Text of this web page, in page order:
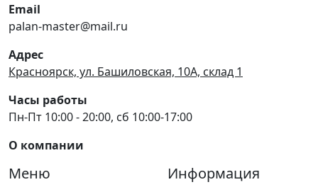
Email
palan-master@mail.ru
Адрес
Красноярск, ул. Башиловская, 10А, склад 1
Часы работы
Пн-Пт 10:00 - 20:00, сб 10:00-17:00
О компании
Меню Информация